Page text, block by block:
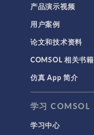
产品演示视频
用户案例
论文和技术资料
COMSOL 相关书籍
仿真 App 简介
学习 COMSOL
学习中心